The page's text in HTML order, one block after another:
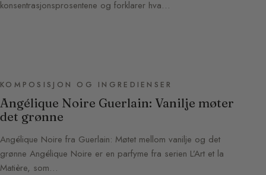
konsentrasjonsprosentene og forklarer hva…
KOMPOSISJON OG INGREDIENSER
Angélique Noire Guerlain: Vanilje møter
det grønne
Angélique Noire fra Guerlain: Møtet mellom vanilje og det
grønne Angélique Noire er en parfyme fra serien L’Art et la
Matière, som…